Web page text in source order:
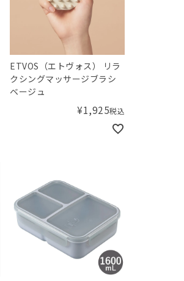
ETVOS（エトヴォス） リラ
クシングマッサージブラシ
ベージュ
¥1,925税込